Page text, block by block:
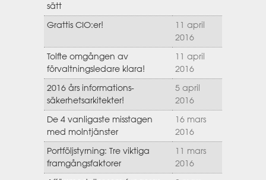
sätt
Grattis CIO:er!
11 april
2016
Tolfte omgången av
förvaltningsledare klara!
11 april
2016
2016 års informations­
säkerhetsarkitekter!
5 april
2016
De 4 vanligaste misstagen
med molntjänster
16 mars
2016
Portföljstyrning: Tre viktiga
framgångsfaktorer
11 mars
2016